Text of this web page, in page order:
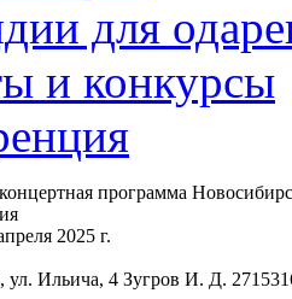
для
и конкурсы
программа
2025 г.
Ильича, 4 Зугров И. Д.